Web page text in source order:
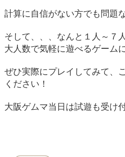
計算に自信がない方でも問題
そして、、、なんと１人～７
大人数で気軽に遊べるゲーム
ぜひ実際にプレイしてみて、
ください！
大阪ゲムマ当日は試遊も受け